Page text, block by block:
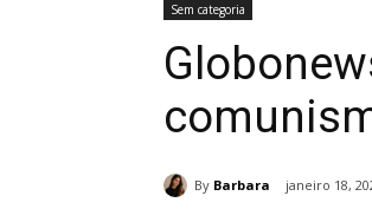
Sem categoria
By Barbara janeiro 18,